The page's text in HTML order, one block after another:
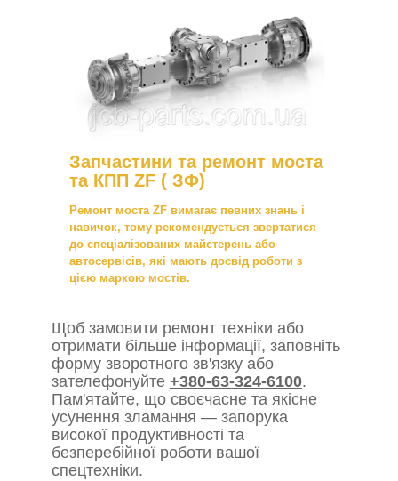
Запчастини та ремонт моста
та КПП ZF ( ЗФ)
Ремонт моста ZF вимагає певних знань і
навичок, тому рекомендується звертатися
до спеціалізованих майстерень або
автосервісів, які мають досвід роботи з
цією маркою мостів.
Щоб замовити ремонт техніки або
отримати більше інформації, заповніть
форму зворотного зв'язку або
зателефонуйте +380-63-324-6100.
Пам'ятайте, що своєчасне та якісне
усунення зламання — запорука
високої продуктивності та
безперебійної роботи вашої
спецтехніки.